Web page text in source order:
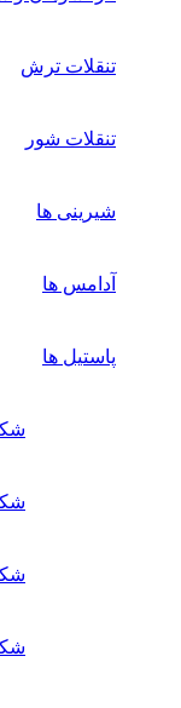
تنقلات ترش
تنقلات شور
شیرینی ها
آدامس ها
پاستیل ها